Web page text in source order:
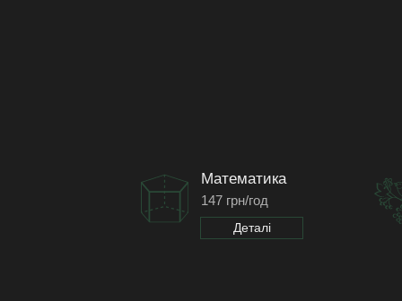
Математика
Деталі
147 грн/год